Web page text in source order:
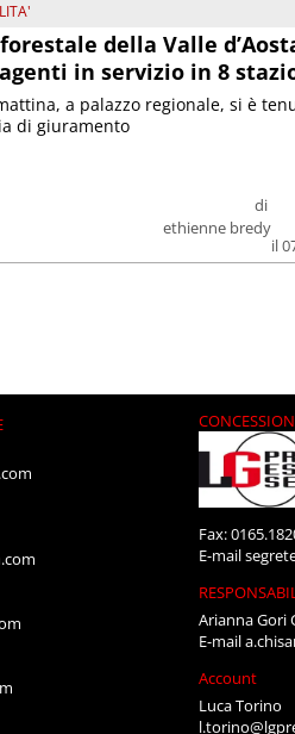
della Valle
in servizio in 8
di
ethienne bredy
il
a palazzo regionale, si è
di giuramento
Fax:
E-mail
Arianna Gori
E-mail
Account
Luca Torino